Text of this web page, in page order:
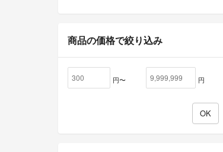
商品の価格で絞り込み
円〜 円